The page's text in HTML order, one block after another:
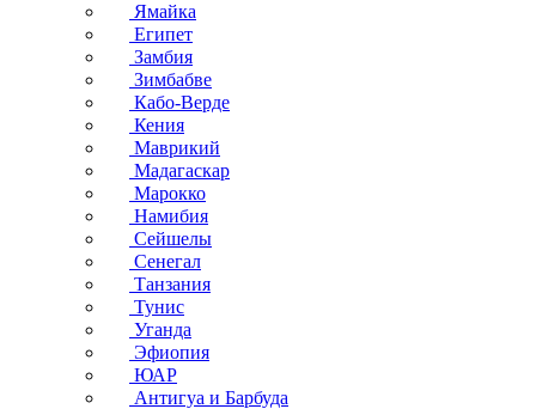
Ямайка
Египет
Замбия
Зимбабве
Кабо-Верде
Кения
Маврикий
Мадагаскар
Марокко
Намибия
Сейшелы
Сенегал
Танзания
Тунис
Уганда
Эфиопия
ЮАР
Антигуа и Барбуда